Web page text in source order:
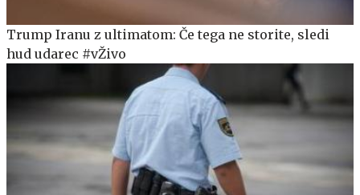
Trump Iranu z ultimatom: Če tega ne storite, sledi
hud udarec #vŽivo